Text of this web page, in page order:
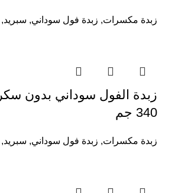
زبدة مكسرات, زبدة فول سوداني, سبريد,
زبدة الفول سوداني بدون
340 جم
زبدة مكسرات, زبدة فول سوداني, سبريد,